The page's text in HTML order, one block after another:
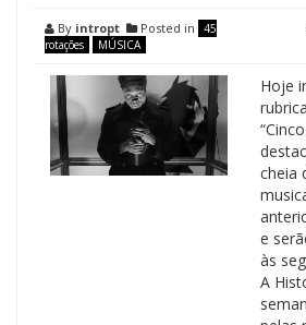
By intropt Posted in
45
rotações
MÚSICA
Hoje
cheia
e
às
A